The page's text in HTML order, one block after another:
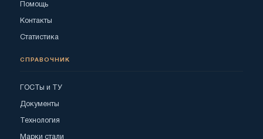
Помощь
Контакты
Статистика
СПРАВОЧНИК
ГОСТы и ТУ
Документы
Технология
Марки стали